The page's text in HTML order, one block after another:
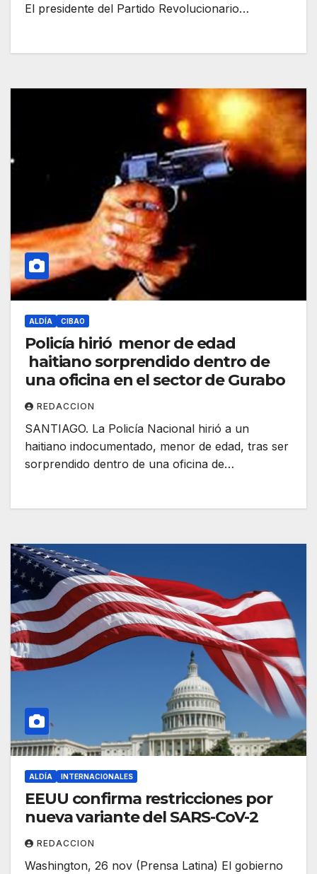
El presidente del Partido Revolucionario…
ALDÍA CIBAO
Policía hirió menor de edad
haitiano sorprendido dentro de
una oficina en el sector de Gurabo
REDACCION
SANTIAGO. La Policía Nacional hirió a un
haitiano indocumentado, menor de edad, tras ser
sorprendido dentro de una oficina de…
ALDÍA INTERNACIONALES
EEUU confirma restricciones por
nueva variante del SARS-CoV-2
REDACCION
Washington, 26 nov (Prensa Latina) El gobierno